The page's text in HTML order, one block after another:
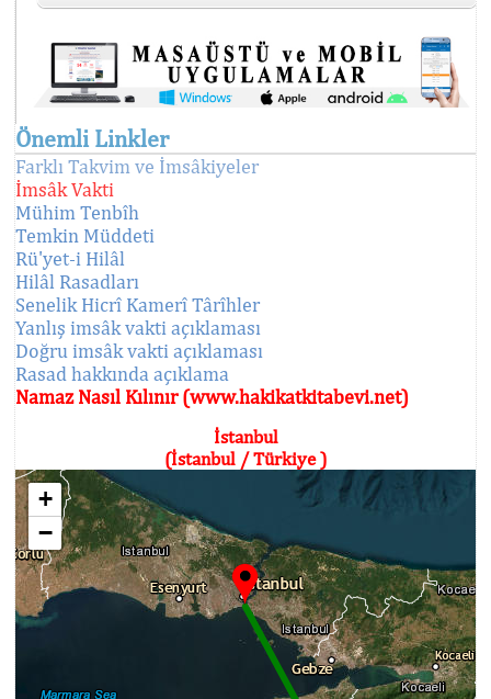
Önemli Linkler
Farklı Takvim ve İmsâkiyeler
İmsâk Vakti
Mühim Tenbîh
Temkin Müddeti
Rü'yet-i Hilâl
Hilâl Rasadları
Senelik Hicrî Kamerî Târîhler
Yanlış imsâk vakti açıklaması
Doğru imsâk vakti açıklaması
Rasad hakkında açıklama
Namaz Nasıl Kılınır (www.hakikatkitabevi.net)
İstanbul
(İstanbul / Türkiye )
+
−